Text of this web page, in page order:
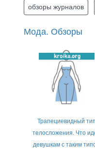
обзоры журналов
Мода. Обзоры
Трапециевидный тип
телосложения. Что
девушкам с таким